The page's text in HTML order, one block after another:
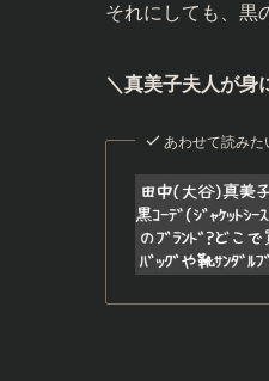
それにしても、黒
＼真美子夫人が身
あわせて読みた